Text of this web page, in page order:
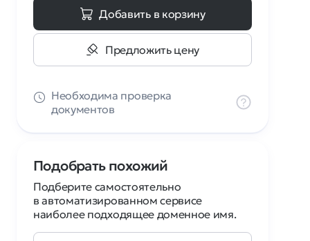
Добавить в корзину
Предложить цену
Необходима проверка
документов
Подобрать похожий
Подберите самостоятельно
в автоматизированном сервисе
наиболее подходящее доменное имя.